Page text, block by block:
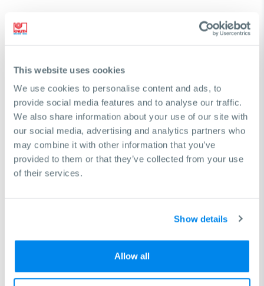
This website uses cookies
We use cookies to personalise content and ads, to
provide social media features and to analyse our traffic.
We also share information about your use of our site with
our social media, advertising and analytics partners who
may combine it with other information that you’ve
provided to them or that they’ve collected from your use
of their services.
Show details
Allow all
Вам нужна помощь в поиске станка?
Мы с радостью поможем вам принять правильное